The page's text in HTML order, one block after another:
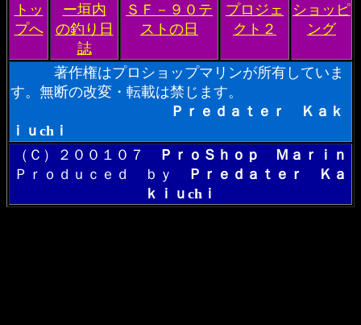
トッ
プへ
ー垣内
の釣り日
誌
ＳＦ－９０テ
ストの日
プロジェ
クト２
ショッピ
ング
著作権はプロショップマリンが所有していま
す。無断の改変・転載は禁じます。
Ｐｒｅｄａｔｅｒ
Ｋａｋ
ｉｕchｉ
（Ｃ）２００１０７
ＰｒｏＳｈｏｐ Ｍａｒｉｎ
Ｐｒｏｄｕｃｅｄ ｂｙ
Ｐｒｅｄａｔｅｒ Ｋａ
ｋｉｕchｉ